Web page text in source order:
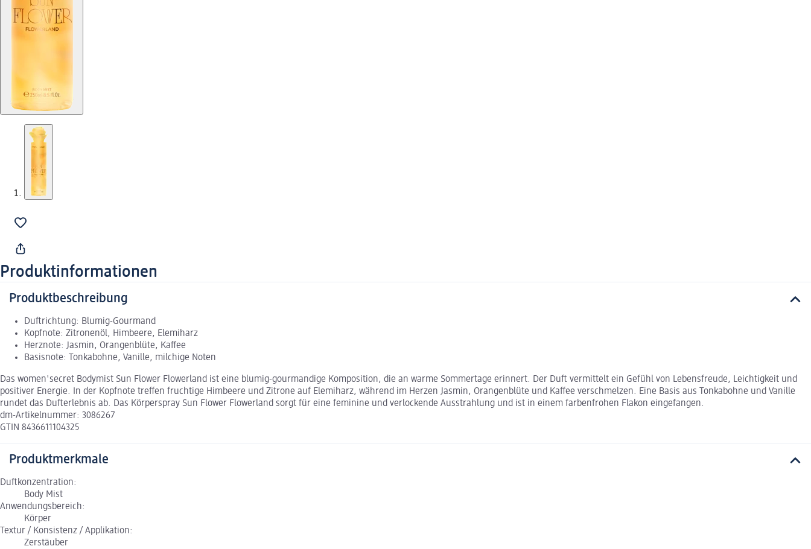
Produktinformationen
Produktbeschreibung
Duftrichtung: Blumig-Gourmand
Kopfnote: Zitronenöl, Himbeere, Elemiharz
Herznote: Jasmin, Orangenblüte, Kaffee
Basisnote: Tonkabohne, Vanille, milchige Noten
Das women'secret Bodymist Sun Flower Flowerland ist eine blumig-gourmandige Komposition, die an warme Sommertage erinnert. Der Duft vermittelt ein Gefühl von Lebensfreude, Leichtigkeit und
positiver Energie. In der Kopfnote treffen fruchtige Himbeere und Zitrone auf Elemiharz, während im Herzen Jasmin, Orangenblüte und Kaffee verschmelzen. Eine Basis aus Tonkabohne und Vanille
rundet das Dufterlebnis ab. Das Körperspray Sun Flower Flowerland sorgt für eine feminine und verlockende Ausstrahlung und ist in einem farbenfrohen Flakon eingefangen.
dm-Artikelnummer: 3086267
GTIN 8436611104325
Produktmerkmale
Duftkonzentration:
Body Mist
Anwendungsbereich:
Körper
Textur / Konsistenz / Applikation:
Zerstäuber